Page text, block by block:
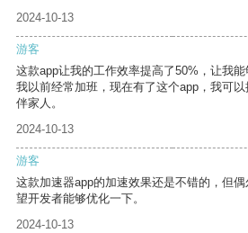
2024-10-13
游客
这款app让我的工作效率提高了50%，让我能
我以前经常加班，现在有了这个app，我可
伴家人。
2024-10-13
游客
这款加速器app的加速效果还是不错的，但
望开发者能够优化一下。
2024-10-13